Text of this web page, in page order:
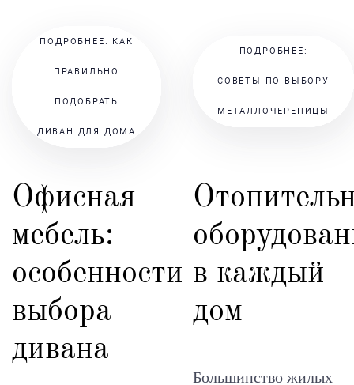
ПОДРОБНЕЕ: КАК
ПРАВИЛЬНО
ПОДОБРАТЬ
ДИВАН ДЛЯ ДОМА
ПОДРОБНЕЕ:
СОВЕТЫ ПО ВЫБОРУ
МЕТАЛЛОЧЕРЕПИЦЫ
Офисная
мебель:
особенности
выбора
дивана
в каждый
дом
Большинство жилых